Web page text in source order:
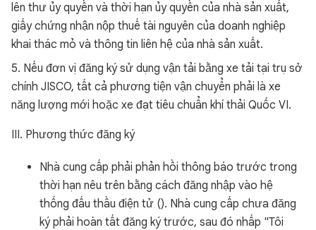
lên thư ủy quyền và thời hạn ủy quyền của nhà sản xuất,
giấy chứng nhận nộp thuế tài nguyên của doanh nghiệp
khai thác mỏ và thông tin liên hệ của nhà sản xuất.
5. Nếu đơn vị đăng ký sử dụng vận tải bằng xe tải tại trụ sở
chính JISCO, tất cả phương tiện vận chuyển phải là xe
năng lượng mới hoặc xe đạt tiêu chuẩn khí thải Quốc VI.
III. Phương thức đăng ký
Nhà cung cấp phải phản hồi thông báo trước trong
thời hạn nêu trên bằng cách đăng nhập vào hệ
thống đấu thầu điện tử (). Nhà cung cấp chưa đăng
ký phải hoàn tất đăng ký trước, sau đó nhấp "Tôi